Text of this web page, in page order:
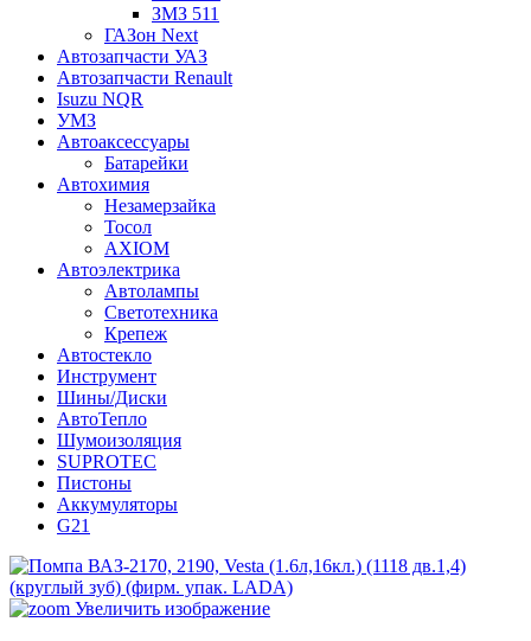
ЗМЗ 511
ГАЗон Next
Автозапчасти УАЗ
Автозапчасти Renault
Isuzu NQR
УМЗ
Автоаксессуары
Батарейки
Автохимия
Незамерзайка
Тосол
AXIOM
Автоэлектрика
Автолампы
Светотехника
Крепеж
Автостекло
Инструмент
Шины/Диски
АвтоТепло
Шумоизоляция
SUPROTEC
Пистоны
Аккумуляторы
G21
Увеличить изображение